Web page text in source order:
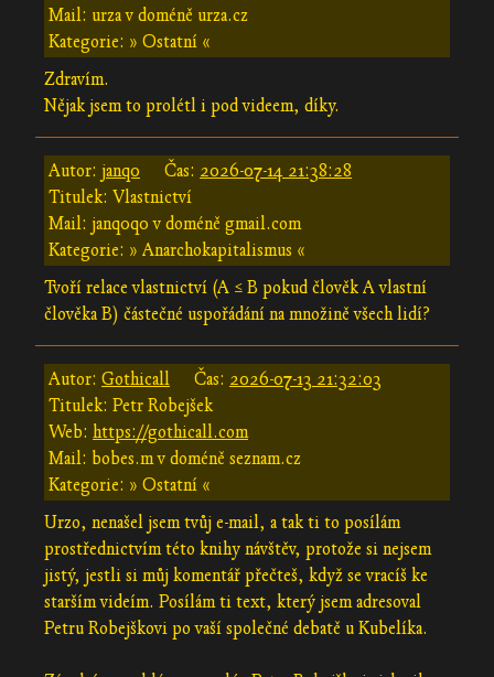
Mail: urza v doméně urza.cz
Kategorie: » Ostatní «
Zdravím.
Nějak jsem to prolétl i pod videem, díky.
Autor: janq0 Čas: 2026-07-14 21:38:28
Titulek: Vlastnictví
Mail: janq0q0 v doméně gmail.com
Kategorie: » Anarchokapitalismus «
Tvoří relace vlastnictví (A ≤ B pokud člověk A vlastní
člověka B) částečné uspořádání na množině všech lidí?
Autor: Gothicall Čas: 2026-07-13 21:32:03
Titulek: Petr Robejšek
Web: https://gothicall.com
Mail: bobes.m v doméně seznam.cz
Kategorie: » Ostatní «
Urzo, nenašel jsem tvůj e-mail, a tak ti to posílám
prostřednictvím této knihy návštěv, protože si nejsem
jistý, jestli si můj komentář přečteš, když se vracíš ke
starším videím. Posílám ti text, který jsem adresoval
Petru Robejškovi po vaší společné debatě u Kubelíka.